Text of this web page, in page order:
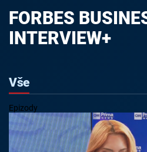
FORBES
INTERVIEW+
Vše
Epizody